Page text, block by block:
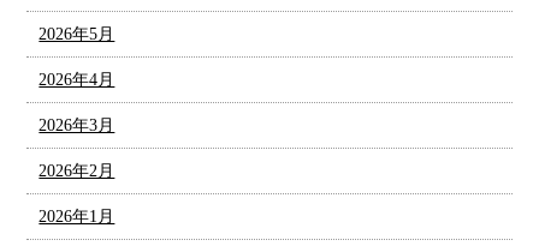
2026年5月
2026年4月
2026年3月
2026年2月
2026年1月